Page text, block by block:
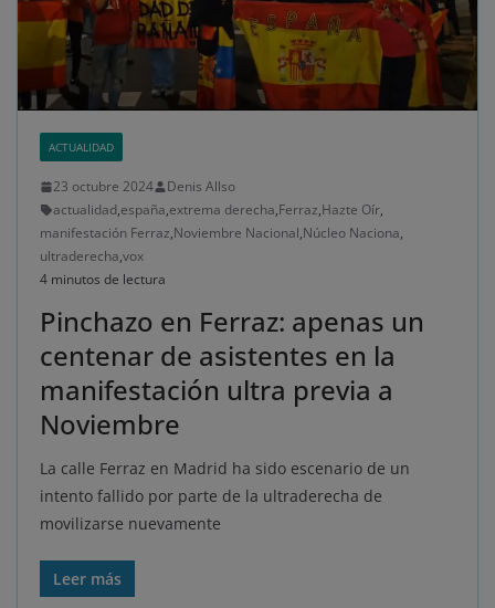
ACTUALIDAD
23 octubre 2024
Denis Allso
actualidad,españa,extrema derecha,Ferraz,Hazte Oír,
manifestación Ferraz,Noviembre Nacional,Núcleo Naciona,
ultraderecha,vox
4 minutos de lectura
Pinchazo en Ferraz: apenas un
centenar de asistentes en la
manifestación ultra previa a
Noviembre
La calle Ferraz en Madrid ha sido escenario de un
intento fallido por parte de la ultraderecha de
movilizarse nuevamente
Leer más